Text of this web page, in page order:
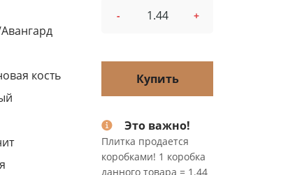
кость
- +
Купить
Это важно!
Плитка продается
коробками! 1 коробка
данного товара = 1.44